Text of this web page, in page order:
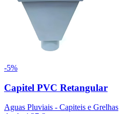
-5%
Capitel PVC Retangular
Aguas Pluviais - Capiteis e Grelhas